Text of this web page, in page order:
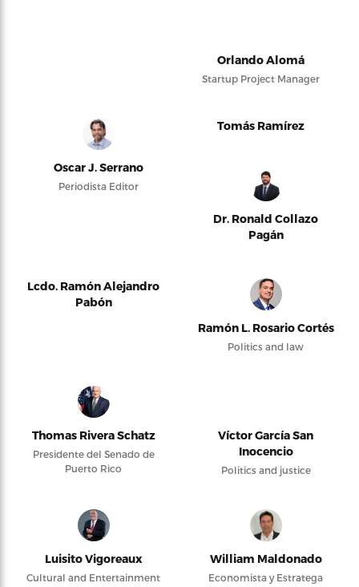
Orlando Alomá
Startup Project Manager
Oscar J. Serrano
Periodista Editor
Tomás Ramírez
Dr. Ronald Collazo
Pagán
Lcdo. Ramón Alejandro
Pabón
Ramón L. Rosario Cortés
Politics and law
Thomas Rivera Schatz
Presidente del Senado de
Puerto Rico
Víctor García San
Inocencio
Politics and justice
Luisito Vigoreaux
Cultural and Entertainment
William Maldonado
Economista y Estratega